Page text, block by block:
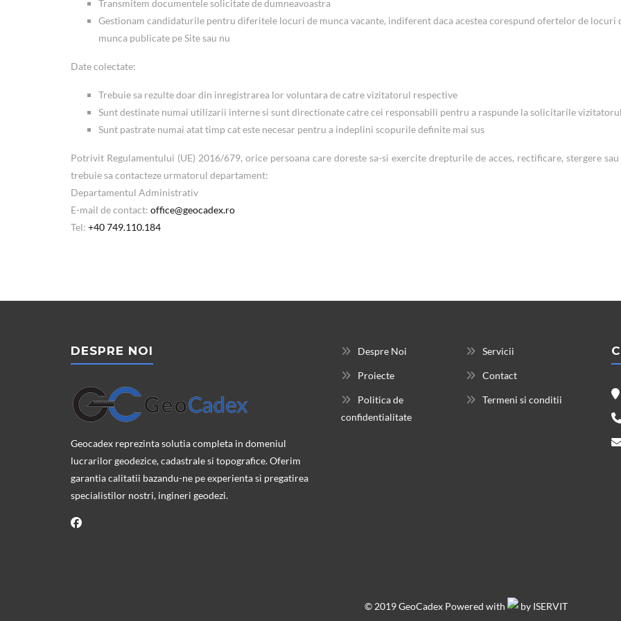
Transmitem documentele solicitate de dumneavoastra
Gestionam candidaturile pentru diferitele locuri de munca vacante, indiferent daca acestea corespund ofertelor de locuri
munca publicate pe Site sau nu
Date colectate:
Trebuie sa rezulte doar din inregistrarea lor voluntara de catre vizitatorul respective
Sunt destinate numai utilizarii interne si sunt directionate catre cei responsabili pentru a raspunde la solicitarile
Sunt pastrate numai atat timp cat este necesar pentru a indeplini scopurile definite mai sus
Potrivit Regulamentului (UE) 2016/679, orice persoana care doreste sa-si exercite drepturile de acces, rectificare, stergere
trebuie sa contacteze urmatorul departament:
Departamentul Administrativ
E-mail de contact: office@geocadex.ro
Tel: +40 749.110.184
DESPRE NOI
Geocadex reprezinta solutia completa in domeniul
lucrarilor geodezice, cadastrale si topografice. Oferim
garantia calitatii bazandu-ne pe experienta si pregatirea
specialistilor nostri, ingineri geodezi.
Despre Noi Servicii
Proiecte Contact
Politica de
confidentialitate
Termeni si conditii
© 2019 GeoCadex Powered with by ISERVIT